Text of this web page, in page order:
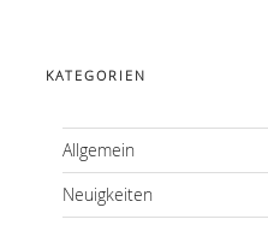
KATEGORIEN
Allgemein
Neuigkeiten